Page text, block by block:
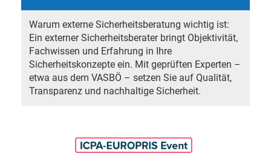
Warum externe Sicherheitsberatung wichtig ist:
Ein externer Sicherheitsberater bringt Objektivität,
Fachwissen und Erfahrung in Ihre
Sicherheitskonzepte ein. Mit geprüften Experten –
etwa aus dem VASBÖ – setzen Sie auf Qualität,
Transparenz und nachhaltige Sicherheit.